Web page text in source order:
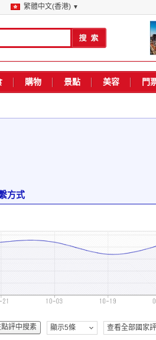
繁體中文(香港) ▼
購物 景點 美容 門
方式
查看全部國家
顯示5條
評中搜素